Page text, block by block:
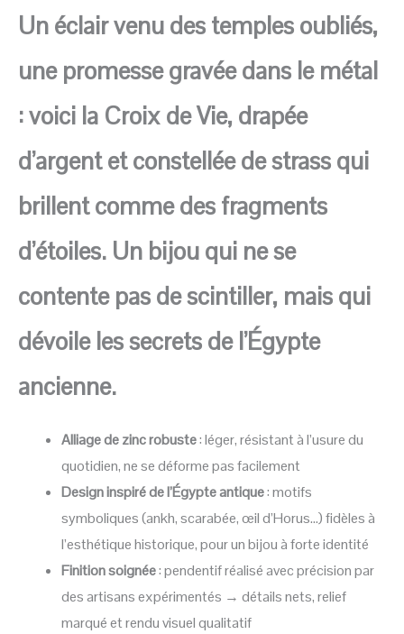
Un éclair venu des temples oubliés,
une promesse gravée dans le métal
: voici la Croix de Vie, drapée
d’argent et constellée de strass qui
brillent comme des fragments
d’étoiles. Un bijou qui ne se
contente pas de scintiller, mais qui
dévoile les secrets de l’Égypte
ancienne.
Alliage de zinc robuste: léger, résistant à l’usure du
quotidien, ne se déforme pas facilement
Design inspiré de l’Égypte antique: motifs
symboliques (ankh, scarabée, œil d’Horus…) fidèles à
l’esthétique historique, pour un bijou à forte identité
Finition soignée: pendentif réalisé avec précision par
des artisans expérimentés → détails nets, relief
marqué et rendu visuel qualitatif